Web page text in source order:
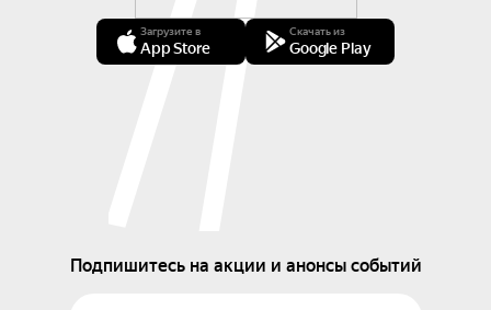
Загрузите в
App Store
Скачать из
Google Play
Подпишитесь на акции и анонсы событий